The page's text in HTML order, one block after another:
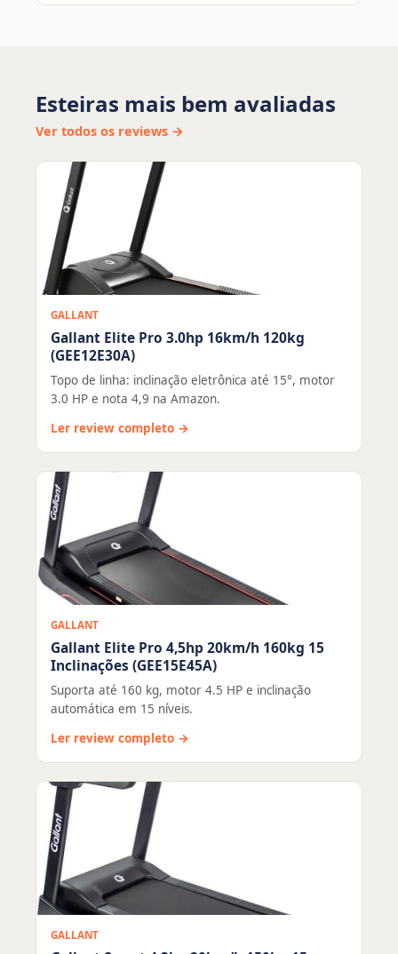
Esteiras mais bem avaliadas
Ver todos os reviews →
GALLANT
Gallant Elite Pro 3.0hp 16km/h 120kg
(GEE12E30A)
Topo de linha: inclinação eletrônica até 15°, motor
3.0 HP e nota 4,9 na Amazon.
Ler review completo →
GALLANT
Gallant Elite Pro 4,5hp 20km/h 160kg 15
Inclinações (GEE15E45A)
Suporta até 160 kg, motor 4.5 HP e inclinação
automática em 15 níveis.
Ler review completo →
GALLANT